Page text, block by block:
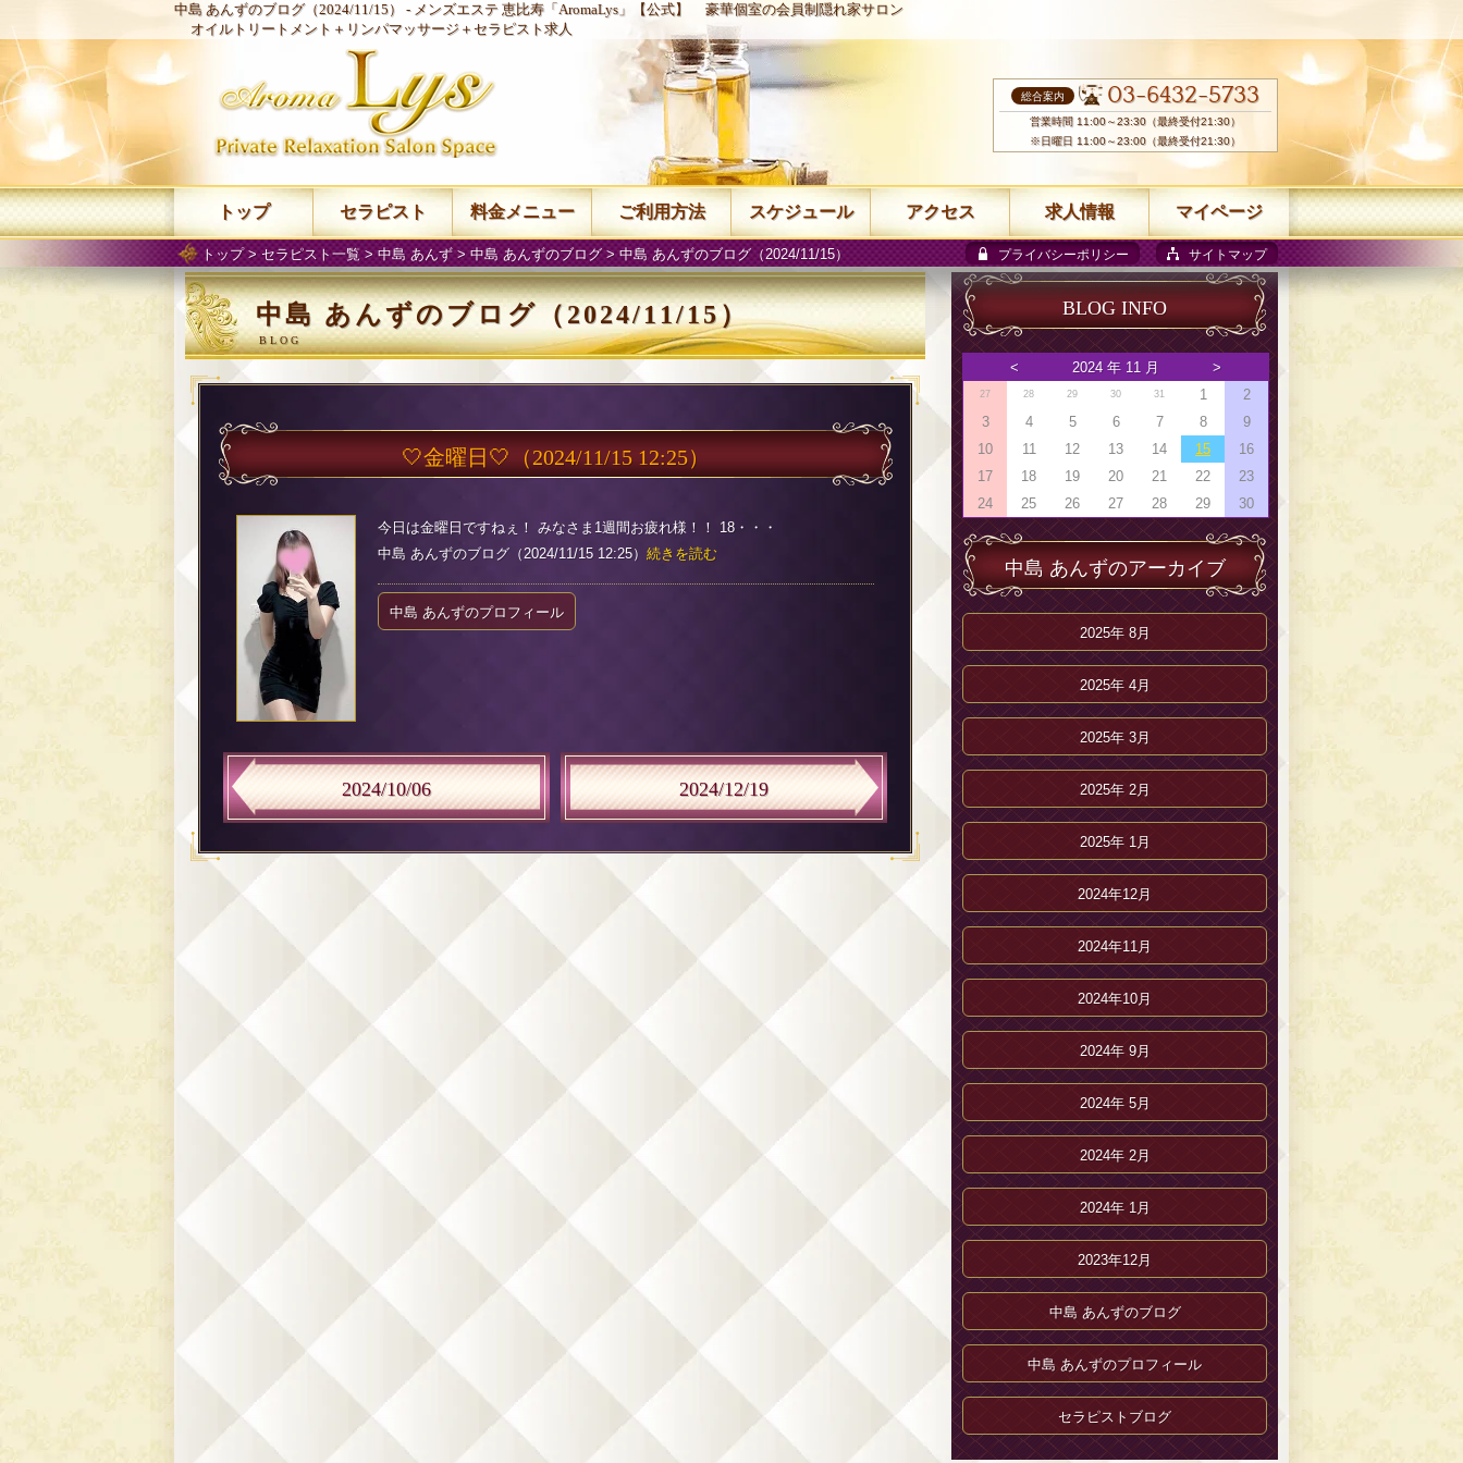
中島 あんずのブログ（2024/11/15） - メンズエステ 恵比寿「AromaLys」【公式】
豪華個室の会員制隠れ家サロン
オイルトリートメント＋リンパマッサージ＋セラピスト求人
トップ> セラピスト一覧>中島 あんず >中島 あんずのブログ> 中島 あんずのブログ（2024/11/15） プライバシーポリシー サイトマップ
中島 あんずのブログ（2024/11/15）
🤍金曜日🤍 （2024/11/15 12:25）
今日は金曜日ですねぇ！ みなさま1週間お疲れ様！！ 18・・・
中島 あんずのブログ（2024/11/15 12:25） 続きを読む
中島 あんずのプロフィール
2024/10/06 2024/12/19
BLOG INFO
< 2024 年 11 月 >
27 28 29 30 31 1
2
3
4 5 6 7 8
9
10
11 12 13 14 15
16
17
18 19 20 21 22
23
24
25 26 27 28 29 30
中島 あんずのアーカイブ
2025年 8月
2025年 4月
2025年 3月
2025年 2月
2025年 1月
2024年12月
2024年11月
2024年10月
2024年 9月
2024年 5月
2024年 2月
2024年 1月
2023年12月
中島 あんずのブログ
中島 あんずのプロフィール
セラピストブログ
総合案内 03-6432-5733
営業時間 11:00～23:30（最終受付21:30）
※日曜日 11:00～23:00（最終受付21:30）
トップ セラピスト 料金メニュー ご利用方法 スケジュール アクセス 求人情報 マイページ